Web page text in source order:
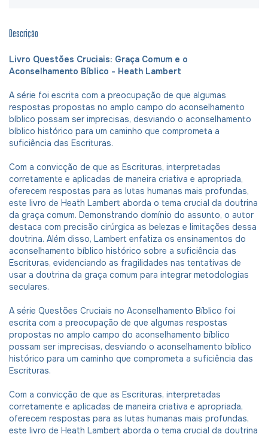
Descrição
Livro Questões Cruciais: Graça Comum e o
Aconselhamento Bíblico - Heath Lambert
A série foi escrita com a preocupação de que algumas
respostas propostas no amplo campo do aconselhamento
bíblico possam ser imprecisas, desviando o aconselhamento
bíblico histórico para um caminho que comprometa a
suficiência das Escrituras.
Com a convicção de que as Escrituras, interpretadas
corretamente e aplicadas de maneira criativa e apropriada,
oferecem respostas para as lutas humanas mais profundas,
este livro de Heath Lambert aborda o tema crucial da doutrina
da graça comum. Demonstrando domínio do assunto, o autor
destaca com precisão cirúrgica as belezas e limitações dessa
doutrina. Além disso, Lambert enfatiza os ensinamentos do
aconselhamento bíblico histórico sobre a suficiência das
Escrituras, evidenciando as fragilidades nas tentativas de
usar a doutrina da graça comum para integrar metodologias
seculares.
A série Questões Cruciais no Aconselhamento Bíblico foi
escrita com a preocupação de que algumas respostas
propostas no amplo campo do aconselhamento bíblico
possam ser imprecisas, desviando o aconselhamento bíblico
histórico para um caminho que comprometa a suficiência das
Escrituras.
Com a convicção de que as Escrituras, interpretadas
corretamente e aplicadas de maneira criativa e apropriada,
oferecem respostas para as lutas humanas mais profundas,
este livro de Heath Lambert aborda o tema crucial da doutrina